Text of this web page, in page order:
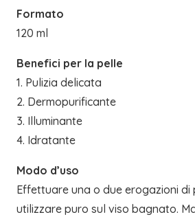
Formato
120 ml
Benefici per la pelle
1. Pulizia delicata
2. Dermopurificante
3. Illuminante
4. Idratante
Modo d’uso
Effettuare una o due erogazioni
utilizzare puro sul viso bagnato.